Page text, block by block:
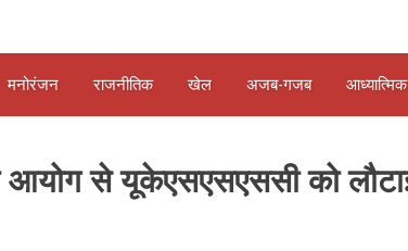
मनोरंजन राजनीतिक खेल अजब-गजब आध्यात्मिक
आयोग से यूकेएसएसएससी को